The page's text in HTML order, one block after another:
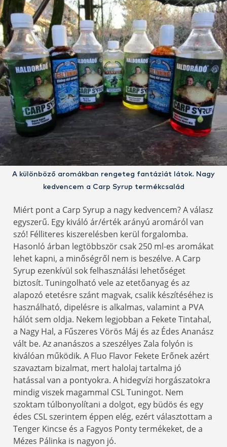
A különböző aromákban rengeteg fantáziát látok. Nagy
kedvencem a Carp Syrup termékcsalád
Miért pont a Carp Syrup a nagy kedvencem? A válasz
egyszerű. Egy kiváló ár/érték arányú aromáról van
szó! Félliteres kiszerelésben kerül forgalomba.
Hasonló árban legtöbbször csak 250 ml-es aromákat
lehet kapni, a minőségről nem is beszélve. A Carp
Syrup ezenkívül sok felhasználási lehetőséget
biztosít. Tuningolható vele az etetőanyag és az
alapozó etetésre szánt magvak, csalik készítéséhez is
használható, dipelésre is alkalmas, valamint a PVA
hálót sem oldja. Nekem legjobban a Fekete Tintahal,
a Nagy Hal, a Fűszeres Vörös Máj és az Édes Ananász
vált be. Az ananászos a szeszélyes Zala folyón is
kiválóan működik. A Fluo Flavor Fekete Erőnek azért
szavaztam bizalmat, mert halolaj tartalma jó
hatással van a pontyokra. A hidegvízi horgászatokra
mindig viszek magammal CSL Tuningot. Nem
szoktam túlbonyolítani a dolgot, egy büdös és egy
édes CSL szerintem éppen elég, ezért választottam a
Tenger Kincse és a Fagyos Ponty termékeket, de a
Mézes Pálinka is nagyon jó.